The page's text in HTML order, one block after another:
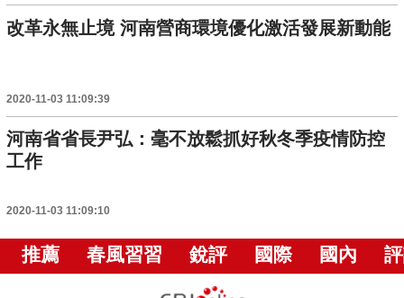
改革永無止境 河南營商環境優化激活發展新動能
2020-11-03 11:09:39
河南省省長尹弘：毫不放鬆抓好秋冬季疫情防控
工作
2020-11-03 11:09:10
推薦 春風習習 銳評 國際 國內